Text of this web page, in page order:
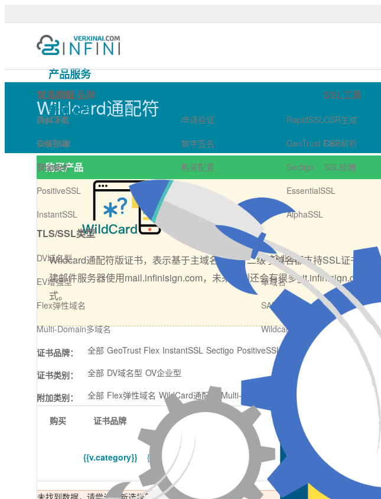
产品服务
TLS/SSL品牌
DigiCert
RapidSSL
GeoTrust
GeoTrust Flex
Thawte
Sectigo
PositiveSSL
EssentialSSL
InstantSSL
AlphaSSL
TLS/SSL类型
DV域名型
OV企业型
EV增强型
单域名
Flex弹性域名
SAN多子域
Multi-Domain多域名
Wildcard通配符
技术支持
常见问题
资料下载
申请验证
安装部署
数字签名
安全技术
购买配置
SSL工具
CSR生成
CSR解析
SSL检测
新闻公告
关于我们
购买产品
Wildcard通配符
Wildcard通配符版证书，表示基于主域名的所有二级子域名都支持SSL证书加
建邮件服务器使用mail.infinisign.com，未来规划还会有很多git.infinisign.com
式。
证书品牌： 全部 GeoTrust Flex InstantSSL Sectigo PositiveSSL GeoTrust RapidSSL
证书类别： 全部 DV域名型 OV企业型
附加类别： 全部 Flex弹性域名 WildCard通配符 Multi-domain多主域
购买 证书品牌 证书名称 证书售价
{{v.category}} {{v.title}}
number: 2}}
未找到数据，请尝试重新选择筛选条件